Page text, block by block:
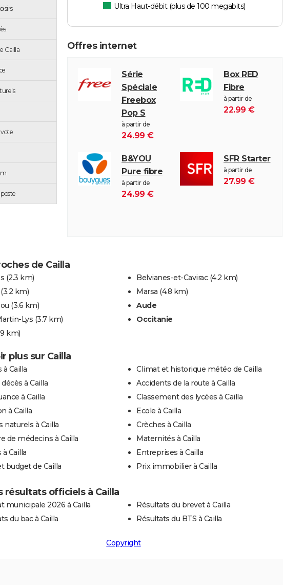
Cailla
Ultra Haut-débit (plus de 100 megabits)
Offres internet
Série
Spéciale
Freebox
Pop S
à partir de
24.99 €
Box RED
Fibre
à partir de
22.99 €
B&YOU
Pure fibre
à partir de
24.99 €
SFR Starter
à partir de
27.99 €
de Cailla
(2.3 km)
(3.2 km)
(3.6 km)
Lys (3.7 km)
km)
Belvianes-et-Cavirac (4.2 km)
Marsa (4.8 km)
Aude
Occitanie
plus sur Cailla
à Cailla
à Cailla
à Cailla
à Cailla
naturels à Cailla
de médecins à Cailla
Cailla
budget de Cailla
Climat et historique météo de Cailla
Accidents de la route à Cailla
Classement des lycées à Cailla
Ecole à Cailla
Crèches à Cailla
Maternités à Cailla
Entreprises à Cailla
Prix immobilier à Cailla
résultats officiels à Cailla
municipale 2026 à Cailla
du bac à Cailla
Résultats du brevet à Cailla
Résultats du BTS à Cailla
Copyright